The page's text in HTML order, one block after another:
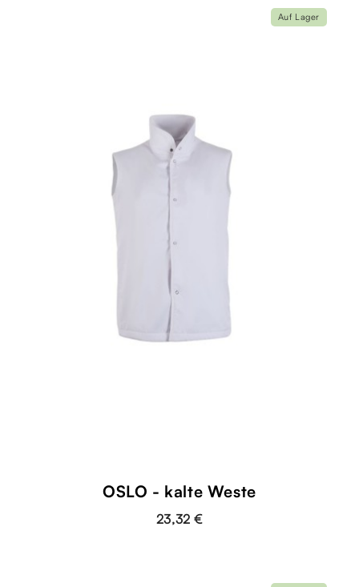
OSLO - kalte Weste
23,32 €
Auf Lager